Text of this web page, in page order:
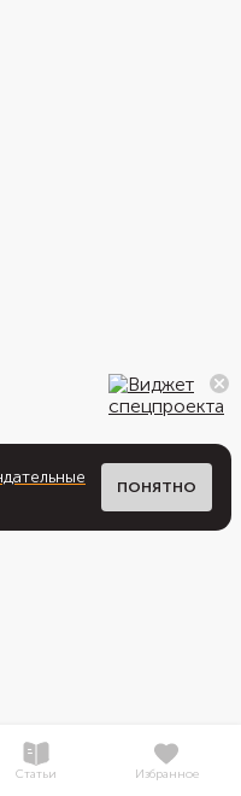
ПОНЯТНО
Статьи Избранное